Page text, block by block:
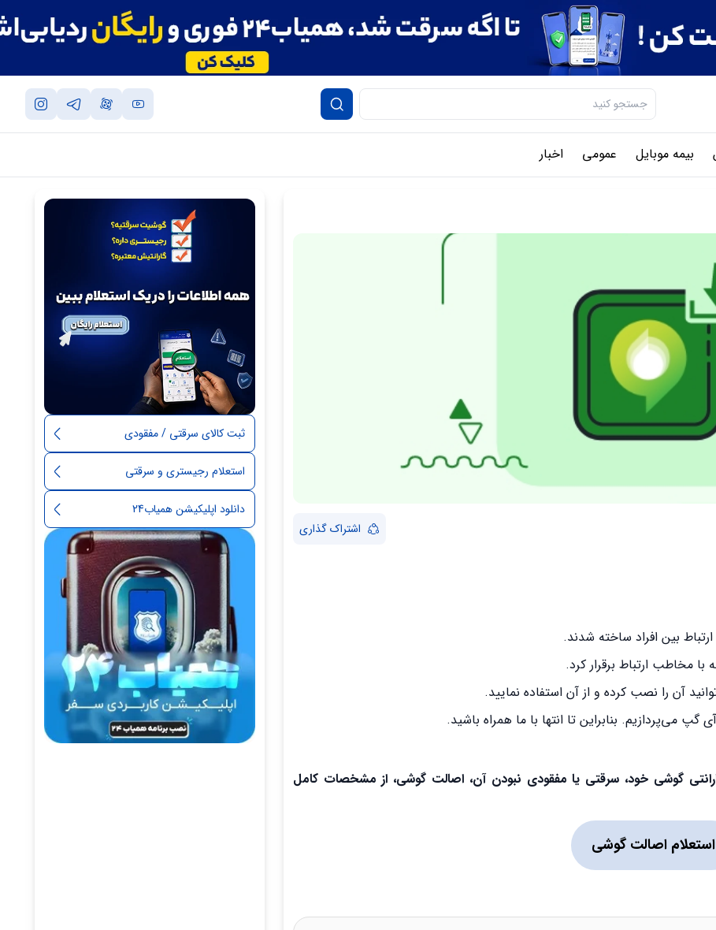
بیمه موبایل عمومی اخبار
اشتراک گذاری
بین افراد ساخته شدند.
با مخاطب ارتباط برقرار کرد.
آن را نصب کرده و از آن استفاده نمایید.
می‌پردازیم. بنابراین تا انتها با ما همراه باشید.
گوشی خود، سرقتی یا مفقودی نبودن آن، اصالت گوشی، از مشخصات کامل
استعلام اصالت گوشی
ثبت کالای سرقتی / مفقودی
استعلام رجیستری و سرقتی
دانلود اپلیکیشن همیاب24